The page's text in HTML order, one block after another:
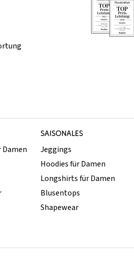
SAISONALES
Jeggings
Hoodies für Damen
Longshirts für Damen
Blusentops
Shapewear